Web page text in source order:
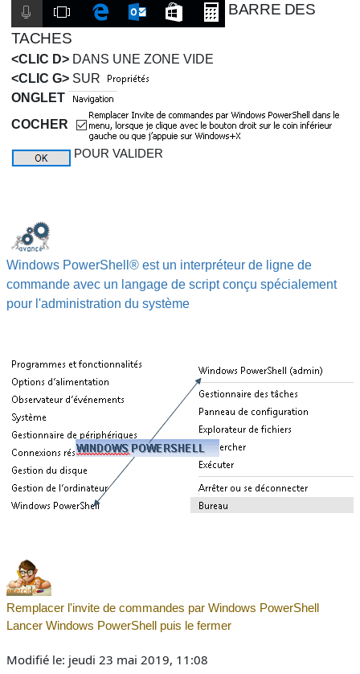
BARRE DES
TACHES
<CLIC D> DANS UNE ZONE VIDE
<CLIC G>SUR
ONGLET
COCHER
POUR VALIDER
Windows PowerShell® est un interpréteur de ligne de
commande avec un langage de script conçu spécialement
pour l'administration du système
Remplacer l'invite de commandes par Windows PowerShell
Lancer Windows PowerShell puis le fermer
Modifié le: jeudi 23 mai 2019, 11:08